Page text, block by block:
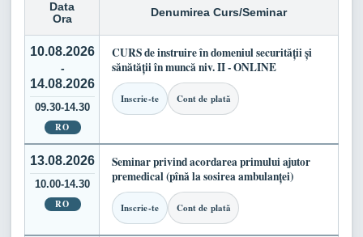
Data
Ora
Denumirea Curs/Seminar
10.08.2026
-
14.08.2026
09.30-14.30
RO
CURS de instruire în domeniul securității și
sănătății în muncă niv. II - ONLINE
Inscrie-te Cont de plată
13.08.2026
10.00-14.30
RO
Seminar privind acordarea primului ajutor
premedical (pînă la sosirea ambulanței)
Inscrie-te Cont de plată